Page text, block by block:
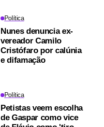
Política
Nunes denuncia ex-
vereador Camilo
Cristófaro por calúnia
e difamação
Política
Petistas veem escolha
de Gaspar como vice